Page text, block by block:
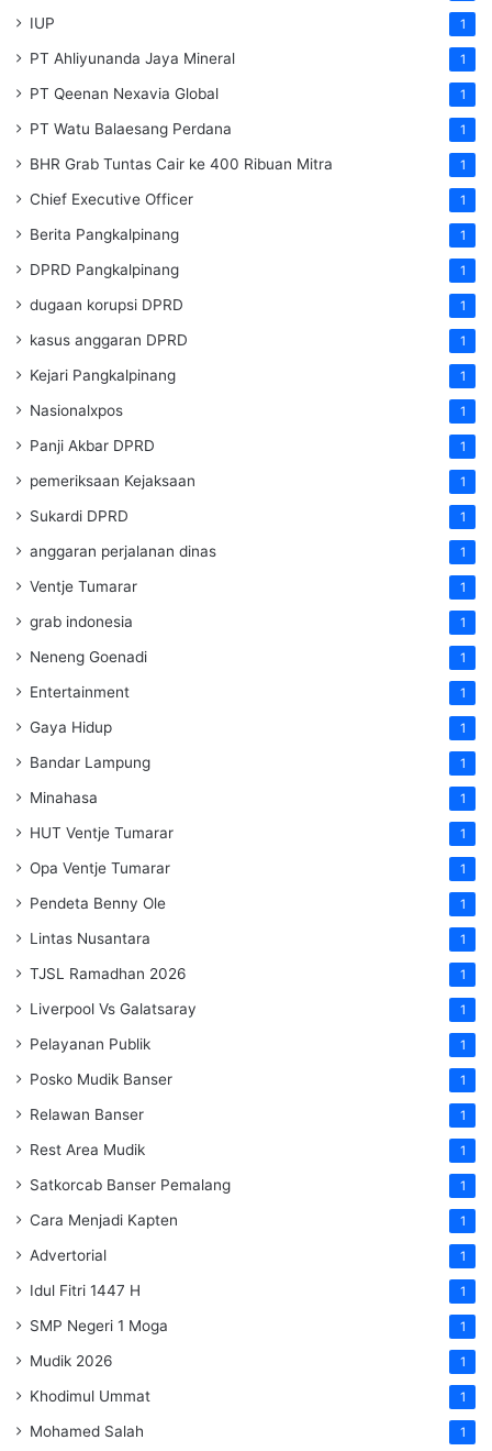
IUP 1
PT Ahliyunanda Jaya Mineral 1
PT Qeenan Nexavia Global 1
PT Watu Balaesang Perdana 1
BHR Grab Tuntas Cair ke 400 Ribuan Mitra 1
Chief Executive Officer 1
Berita Pangkalpinang 1
DPRD Pangkalpinang 1
dugaan korupsi DPRD 1
kasus anggaran DPRD 1
Kejari Pangkalpinang 1
Nasionalxpos 1
Panji Akbar DPRD 1
pemeriksaan Kejaksaan 1
Sukardi DPRD 1
anggaran perjalanan dinas 1
Ventje Tumarar 1
grab indonesia 1
Neneng Goenadi 1
Entertainment 1
Gaya Hidup 1
Bandar Lampung 1
Minahasa 1
HUT Ventje Tumarar 1
Opa Ventje Tumarar 1
Pendeta Benny Ole 1
Lintas Nusantara 1
TJSL Ramadhan 2026 1
Liverpool Vs Galatsaray 1
Pelayanan Publik 1
Posko Mudik Banser 1
Relawan Banser 1
Rest Area Mudik 1
Satkorcab Banser Pemalang 1
Cara Menjadi Kapten 1
Advertorial 1
Idul Fitri 1447 H 1
SMP Negeri 1 Moga 1
Mudik 2026 1
Khodimul Ummat 1
Mohamed Salah 1